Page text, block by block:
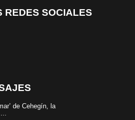
REDES SOCIALES
de Cehegín, la